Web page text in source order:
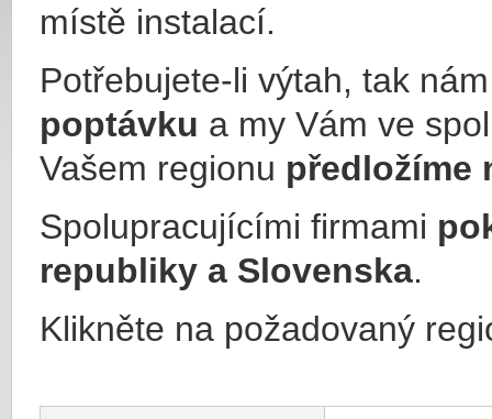
místě instalací.
Potřebujete-li výtah, tak
poptávku a my Vám ve
Vašem regionu předložíme
Spolupracujícími firmami
republiky a Slovenska.
Klikněte na požadovaný